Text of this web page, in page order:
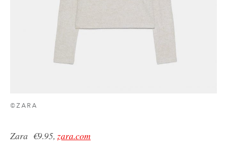
©ZARA
Zara €9.95, zara.com